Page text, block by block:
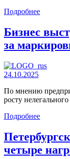
Подробнее
Бизнес
за
24.10.2025
По мнению
росту
Подробнее
четыре